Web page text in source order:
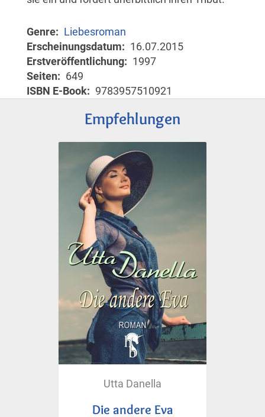
Genre
Liebesroman
Erscheinungsdatum
16.07.2015
Erstveröffentlichung
1997
Seiten
649
ISBN E-Book
9783957510921
Empfehlungen
Utta Danella
Die andere Eva